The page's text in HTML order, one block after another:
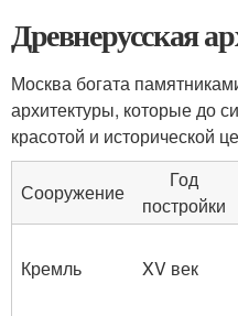
Древнерусская
Москва богата
архитектуры, которые до
красотой и исторической
Сооружение
Год
постройки
Кремль XV век